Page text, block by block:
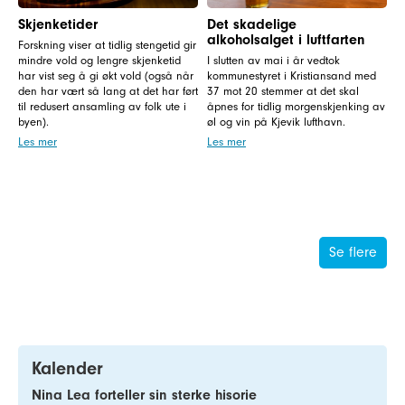
Skjenketider
Forskning viser at tidlig stengetid gir
mindre vold og lengre skjenketid
har vist seg å gi økt vold (også når
den har vært så lang at det har ført
til redusert ansamling av folk ute i
byen).
Les mer
Det skadelige
alkoholsalget i luftfarten
I slutten av mai i år vedtok
kommunestyret i Kristiansand med
37 mot 20 stemmer at det skal
åpnes for tidlig morgenskjenking av
øl og vin på Kjevik lufthavn.
Les mer
Se flere
Kalender
Nina Lea forteller sin sterke hisorie